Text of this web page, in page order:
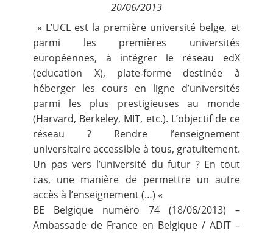
20/06/2013
» L’UCL est la première université belge, et
parmi les premières universités
européennes, à intégrer le réseau edX
(education X), plate-forme destinée à
héberger les cours en ligne d’universités
parmi les plus prestigieuses au monde
(Harvard, Berkeley, MIT, etc.). L’objectif de ce
réseau ? Rendre l’enseignement
universitaire accessible à tous, gratuitement.
Un pas vers l’université du futur ? En tout
cas, une manière de permettre un autre
accès à l’enseignement (…) «
BE Belgique numéro 74 (18/06/2013) –
Ambassade de France en Belgique / ADIT –